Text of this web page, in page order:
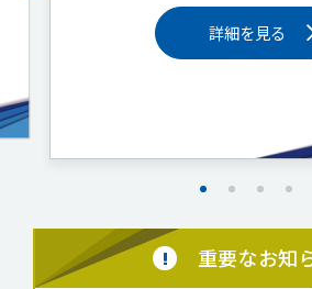
受賞作品プレゼン
ン
重要なお知